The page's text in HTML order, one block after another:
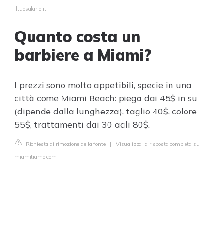
iltuosalario.it
Quanto costa un
barbiere a Miami?
I prezzi sono molto appetibili, specie in una
città come Miami Beach: piega dai 45$ in su
(dipende dalla lunghezza), taglio 40$, colore
55$, trattamenti dai 30 agli 80$.
Richiesta di rimozione della fonte | Visualizza la risposta completa su
miamitiamo.com